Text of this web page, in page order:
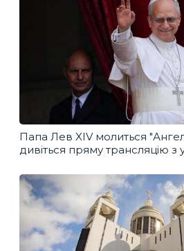
Папа Лев XIV молиться
дивіться пряму трансляцію з